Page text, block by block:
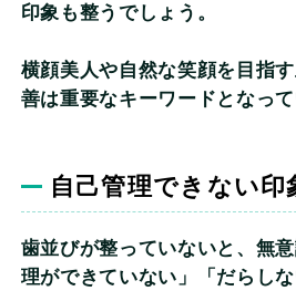
印象も整うでしょう。
横顔美人や自然な笑顔を目指
善は重要なキーワードとなって
自己管理できない印
歯並びが整っていないと、無
理ができていない」「だらし